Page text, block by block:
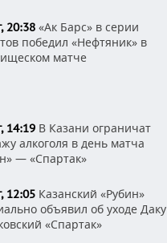
20:38 «Ак Барс» в серии
победил «Нефтяник» в
матче
14:19 В Казани ограничат
алкоголя в день матча
— «Спартак»
12:05 Казанский «Рубин»
объявил об уходе Даку
«Спартак»